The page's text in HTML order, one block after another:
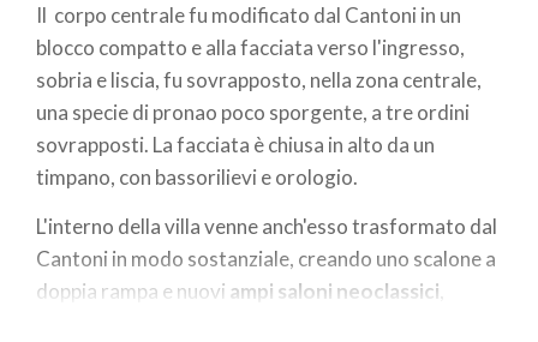
Il corpo centrale fu modificato dal Cantoni in un
blocco compatto e allafacciataverso l'ingresso,
sobria e liscia, fu sovrapposto, nella zona centrale,
una specie di pronao poco sporgente, a tre ordini
sovrapposti. La facciata è chiusa in alto da un
timpano, con bassorilievi e orologio.
L'interno della villa venne anch'esso trasformato dal
Cantoni in modo sostanziale, creando uno scalone a
doppia rampa e nuovi ampi saloni neoclassici